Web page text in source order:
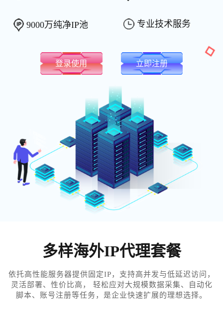
9000万纯净IP池 专业技术服务
登录使用 立即注册
多样海外IP代理套餐
依托高性能服务器提供固定IP，支持高并发与低延迟访问，
灵活部署、性价比高， 轻松应对大规模数据采集、自动化
脚本、账号注册等任务，是企业快速扩展的理想选择。